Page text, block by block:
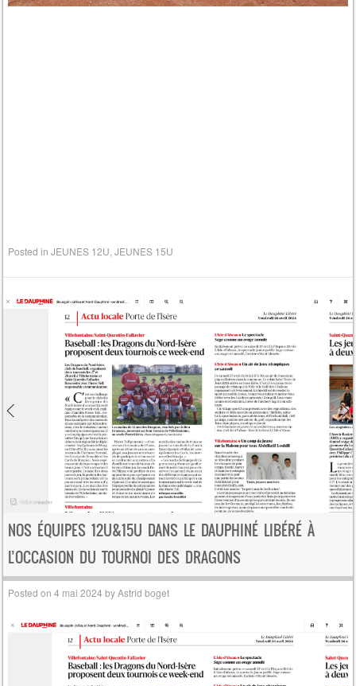
Posted inJEUNES 12U ,JEUNES 15U
NOS ÉQUIPES 12U&15U DANS LE DAUPHINÉ LIBÉRÉ À
L’OCCASION DU TOURNOI DES DRAGONS
Posted on4 mai 2024 byAstrid boget